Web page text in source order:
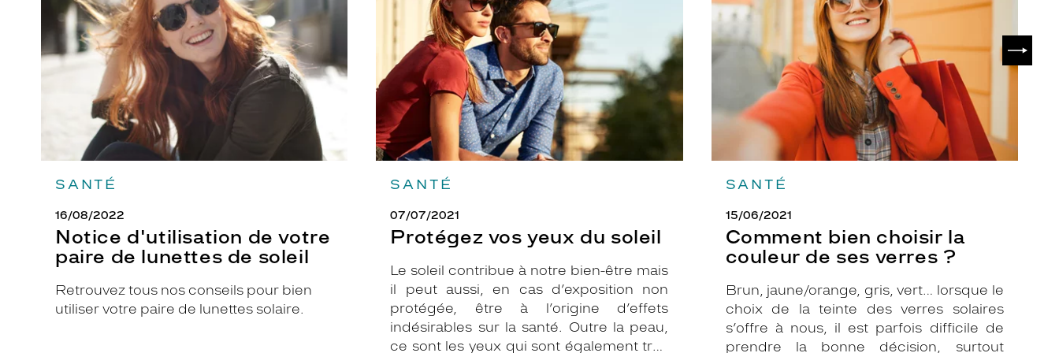
SANTÉ
16/08/2022
Notice d'utilisation de votre
paire de lunettes de soleil
Retrouvez tous nos conseils pour bien
utiliser votre paire de lunettes solaire.
votre
paire
de
lunettes
de
SANTÉ
07/07/2021
Protégez vos yeux du soleil
Le soleil contribue à notre bien-être mais
il peut aussi, en cas d’exposition non
protégée, être à l’origine d’effets
indésirables sur la santé. Outre la peau,
ce sont les yeux qui sont également très
soleil
SANTÉ
15/06/2021
Comment bien choisir la
couleur de ses verres ?
Brun, jaune/orange, gris, vert… lorsque le
choix de la teinte des verres solaires
s’offre à nous, il est parfois difficile de
prendre la bonne décision, surtout
la
couleur
de
verres